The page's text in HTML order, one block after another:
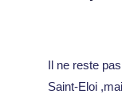
Il ne reste
Saint-Eloi